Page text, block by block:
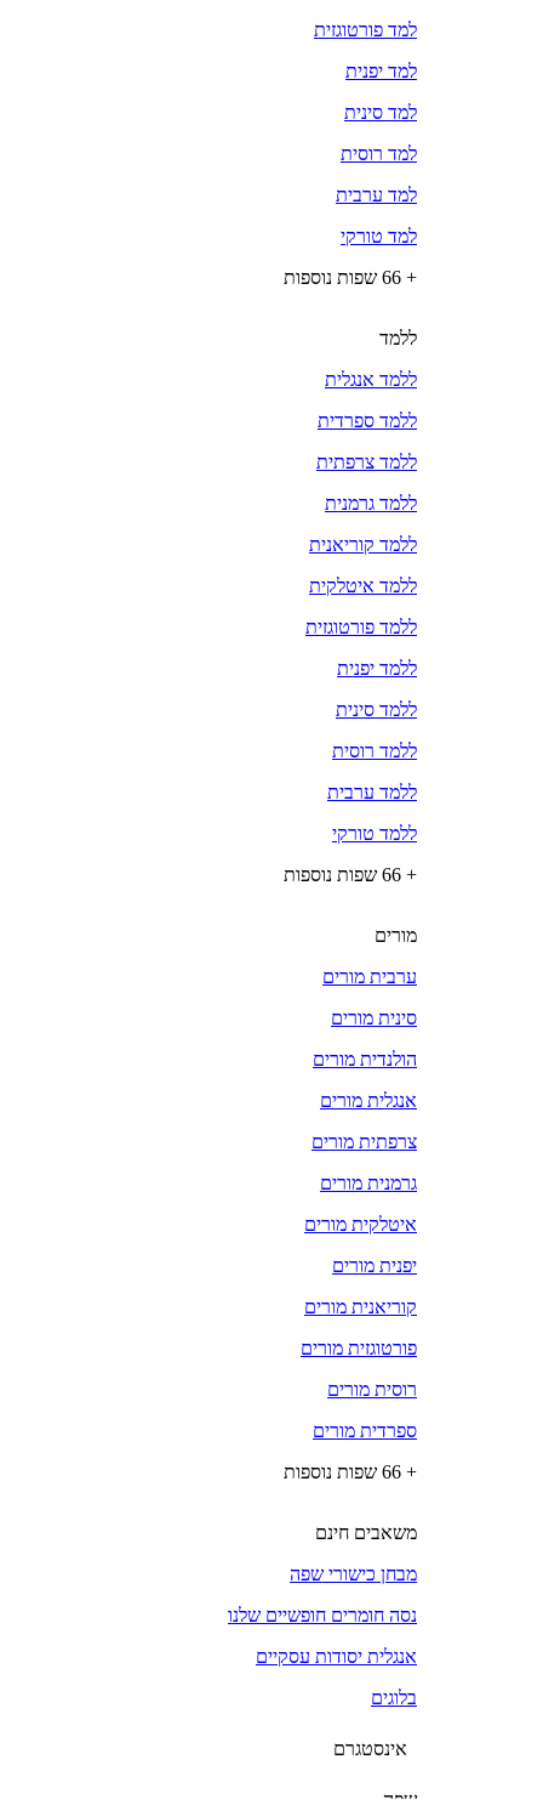
למד פורטוגזית
למד יפנית
למד סינית
למד רוסית
למד ערבית
למד טורקי
+ 66 שפות נוספות
ללמד
ללמד אנגלית
ללמד ספרדית
ללמד צרפתית
ללמד גרמנית
ללמד קוריאנית
ללמד איטלקית
ללמד פורטוגזית
ללמד יפנית
ללמד סינית
ללמד רוסית
ללמד ערבית
ללמד טורקי
+ 66 שפות נוספות
מורים
ערבית מורים
סינית מורים
הולנדית מורים
אנגלית מורים
צרפתית מורים
גרמנית מורים
איטלקית מורים
יפנית מורים
קוריאנית מורים
פורטוגזית מורים
רוסית מורים
ספרדית מורים
+ 66 שפות נוספות
משאבים חינם
מבחן כישורי שפה
נסה חומרים חופשיים שלנו
אנגלית יסודות עסקיים
בלוגים
אינסטגרם